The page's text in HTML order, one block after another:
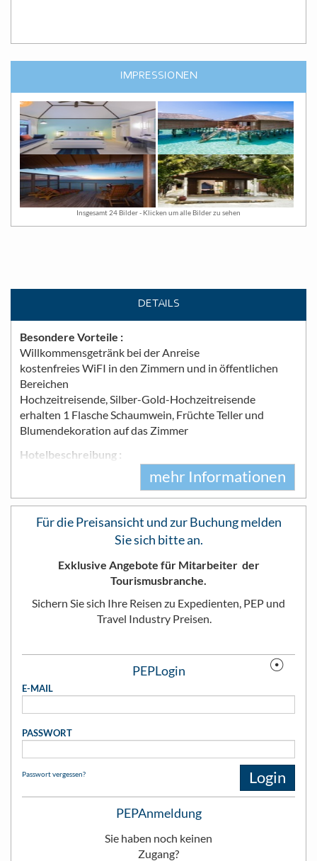
IMPRESSIONEN
Insgesamt 24 Bilder - Klicken um alle Bilder zu sehen
DETAILS
mehr Informationen
Besondere Vorteile
Willkommensgetränk bei der Anreise
kostenfreies WiFI in den Zimmern und in öffentlichen
Bereichen
Hochzeitreisende, Silber-Gold-Hochzeitreisende
erhalten 1 Flasche Schaumwein, Früchte Teller und
Blumendekoration auf das Zimmer
Hotelbeschreibung
Meeru verfügt über zwei Empfänge, einen im Zentrum
der Insel und einen am nördlichen Ende. Beide bieten ein
entspanntes Ein- und Auschecken. Der Hauptempfang
bietet einen Gästeservice, einen Geschenkeladen, feine
Juwelen und ein Internetcafe.
diese Insel 40 Jahre Erfahrung im Gastgewerbe und die
ständige Verbesserung der Zimmer und des Resorts der
Insel.
Küche mit Gerichten aus der ganzen Welt. Diese
erstklassigen Restaurants bieten aufmerksamen Service
in tropischer Umgebung. Meeru hat für jeden Geschmack
und Anlass etwas zu bieten, macht das Beste aus einem
Urlaub und probiert sie alle aus.
bieten Frühstück, Mittag- und
Abendessen in einer authentischen maledivischen
Atmosphäre mit Strohdächern, Sandböden und
Freiflächen. Farivalhu ist für Gäste am südlichen Ende
Für die Preisansicht und zur Buchung melden
Sie sich bitte an.
Exklusive Angebote für Mitarbeiter der
Tourismusbranche.
Sichern Sie sich Ihre Reisen zu Expedienten, PEP und
Travel Industry Preisen.
PEPLogin
E-MAIL
PASSWORT
☉
Login
Passwort vergessen?
PEPAnmeldung
Sie haben noch keinen
Zugang?